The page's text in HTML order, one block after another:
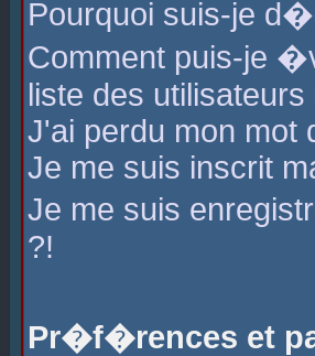
Pourquoi suis-je
Comment puis-je
liste des utilisateurs
J'ai perdu mon mot
Je me suis inscrit
Je me suis
?!
Pr�f�rences et